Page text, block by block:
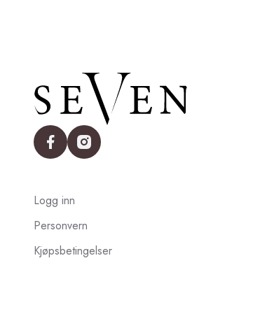
facebookinstagram
Logg inn
Personvern
Kjøpsbetingelser